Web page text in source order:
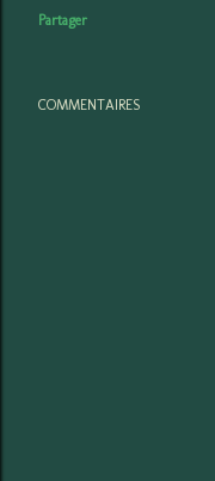
Partager
COMMENTAIRES